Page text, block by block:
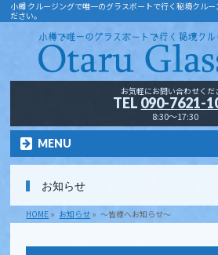
小樽 クルージングで唯一のグラスボートで行く秘境クル
ださい。
お気軽にお問い合わせくだ
TEL 090-7621-
8:30～17:30
MENU
お知らせ
HOME » お知らせ » ～皆様へお知らせ～